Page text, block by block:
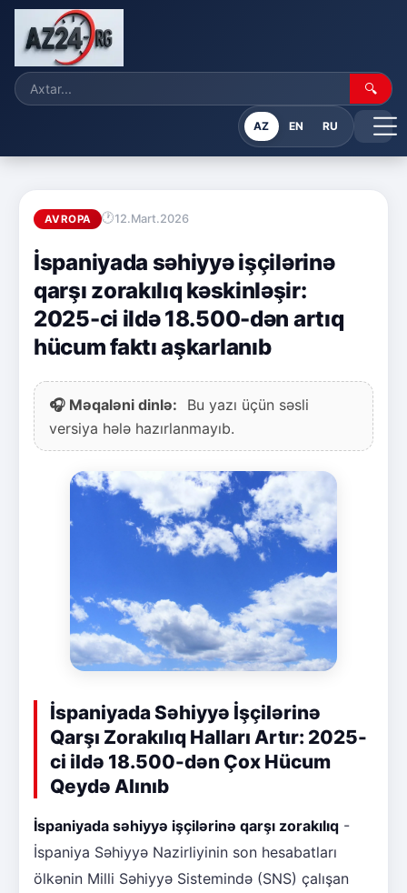
🔍
AZ EN RU
AVROPA 12.Mart.2026
İspaniyada səhiyyə işçilərinə
qarşı zorakılıq kəskinləşir:
2025-ci ildə 18.500-dən artıq
hücum faktı aşkarlanıb
🎧 Məqaləni dinlə:
Bu yazı üçün səsli
versiya hələ hazırlanmayıb.
İspaniyada Səhiyyə İşçilərinə
Qarşı Zorakılıq Halları Artır: 2025-
ci ildə 18.500-dən Çox Hücum
Qeydə Alınıb
İspaniyada səhiyyə işçilərinə qarşı zorakılıq -
İspaniya Səhiyyə Nazirliyinin son hesabatları
ölkənin Milli Səhiyyə Sistemində (SNS) çalışan